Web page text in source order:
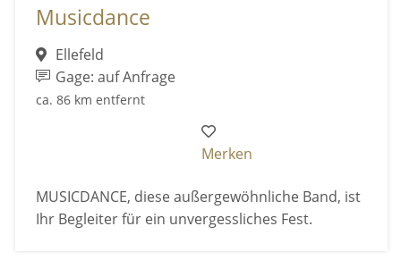
Musicdance
Ellefeld
Gage: auf Anfrage
ca. 86 km entfernt
Merken
MUSICDANCE, diese außergewöhnliche Band, ist
Ihr Begleiter für ein unvergessliches Fest.